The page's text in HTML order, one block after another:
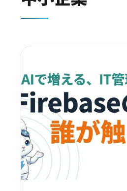
お知らせ
会社概要
Contact